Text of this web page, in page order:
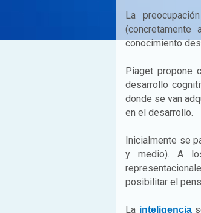
La
conocimiento
Piaget propone
desarrollo
donde se van
en el desarrollo.
Inicialmente se
y medio). A
posibilitar el
La inteligencia